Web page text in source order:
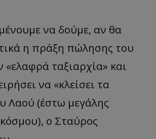
να δούμε, αν θα
η πράξη πώλησης του
ταξιαρχία» και
να «κλείσει τα
Λαού (έστω μεγάλης
ο Σταύρος